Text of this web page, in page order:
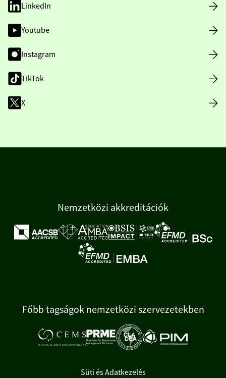
LinkedIn
Youtube
Instagram
TikTok
X
Nemzetközi akkreditációk
Főbb tagságok nemzetközi szervezetekben
Süti és Adatkezelés